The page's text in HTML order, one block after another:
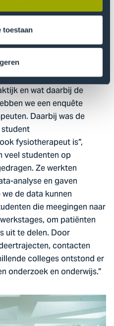
toestaan
van activiteiten in
tests is het gebruik
aanvulling.”
hoe wearables nu al
en wat daarbij de
we een enquête
Daarbij was de
fysiotherapeut is”,
veel studenten op
Ze werkten
analyse en gaven
de data kunnen
die meegingen naar
om patiënten
uit te delen. Door
contacten
colleges ontstond er
onderzoek en onderwijs.”